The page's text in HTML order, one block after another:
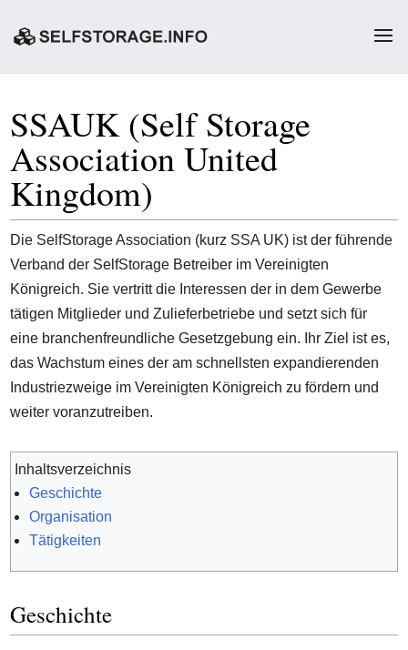
SSAUK (Self Storage
Association United
Kingdom)
Die SelfStorage Association (kurz SSA UK) ist der führende
Verband der SelfStorage Betreiber im Vereinigten
Königreich. Sie vertritt die Interessen der in dem Gewerbe
tätigen Mitglieder und Zulieferbetriebe und setzt sich für
eine branchenfreundliche Gesetzgebung ein. Ihr Ziel ist es,
das Wachstum eines der am schnellsten expandierenden
Industriezweige im Vereinigten Königreich zu fördern und
weiter voranzutreiben.
Inhaltsverzeichnis
Geschichte
Organisation
Tätigkeiten
Geschichte